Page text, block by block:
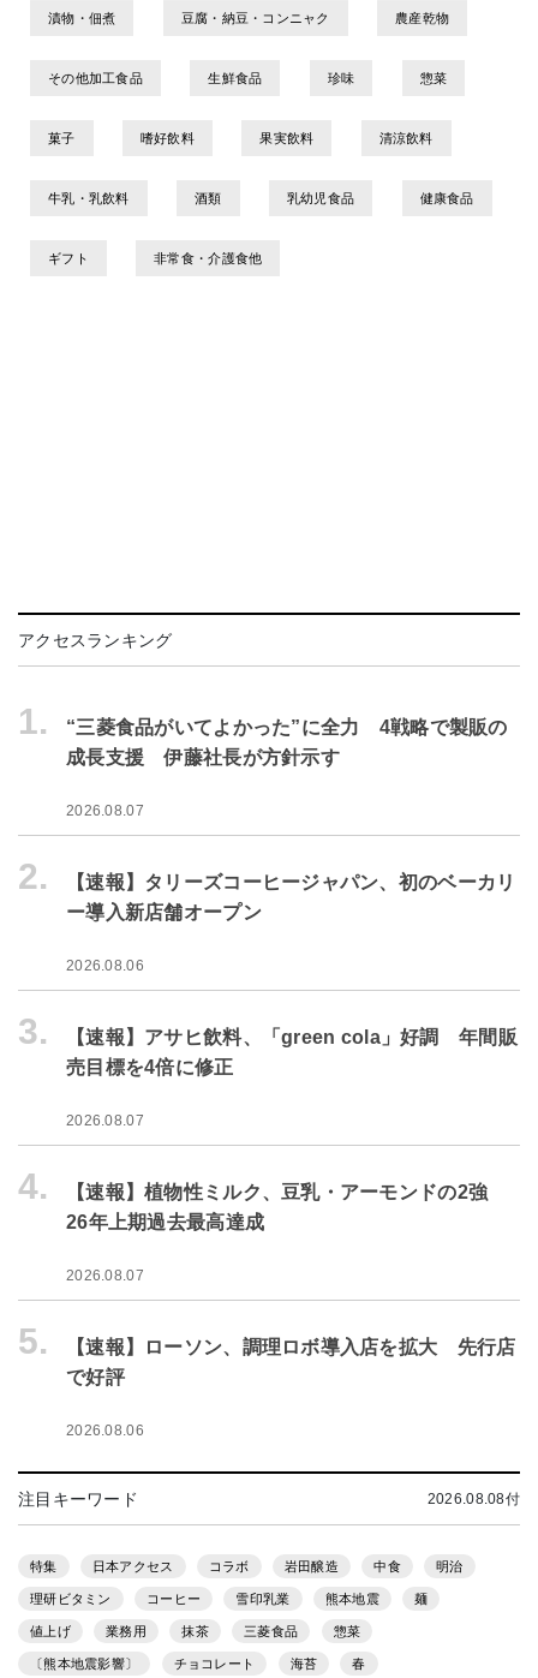
漬物・佃煮 豆腐・納豆・コンニャク 農産乾物
その他加工食品 生鮮食品 珍味 惣菜
菓子 嗜好飲料 果実飲料 清涼飲料
牛乳・乳飲料 酒類 乳幼児食品 健康食品
ギフト 非常食・介護食他
アクセスランキング
1.
“三菱食品がいてよかった”に全力 4戦略で製販の
成長支援 伊藤社長が方針示す
2026.08.07
2.
【速報】タリーズコーヒージャパン、初のベーカリ
ー導入新店舗オープン
2026.08.06
3.
【速報】アサヒ飲料、「green cola」好調 年間販
売目標を4倍に修正
2026.08.07
4.
【速報】植物性ミルク、豆乳・アーモンドの2強
26年上期過去最高達成
2026.08.07
5.
【速報】ローソン、調理ロボ導入店を拡大 先行店
で好評
2026.08.06
注目キーワード 2026.08.08付
特集 日本アクセス コラボ 岩田醸造 中食 明治
理研ビタミン コーヒー 雪印乳業 熊本地震 麺
値上げ 業務用 抹茶 三菱食品 惣菜
〔熊本地震影響〕 チョコレート 海苔 春